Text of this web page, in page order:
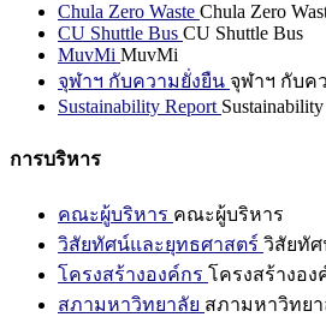
Chula Zero Waste Chula Zero
CU Shuttle Bus CU Shuttle Bus
MuvMi MuvMi
จุฬาฯ กับความยั่งยืน จุฬาฯ กับค
Sustainability Report
การบริหาร
คณะผู้บริหาร คณะผู้บริหาร
วิสัยทัศน์และยุทธศาสตร์ วิสัยทั
โครงสร้างองค์กร โครงสร้างอง
สภามหาวิทยาลัย สภามหาวิทยา